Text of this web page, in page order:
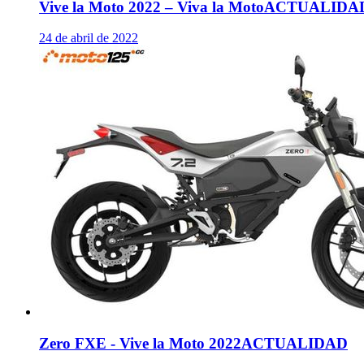
Vive la Moto 2022 – Viva la Moto
24 de abril de 2022
Zero FXE - Vive la Moto 2022ACTUALIDAD